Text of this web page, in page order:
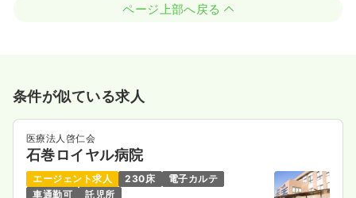
ページ上部へ戻る
条件が似ている求人
医療法人啓仁会
石巻ロイヤル病院
エージェント求人 230床
電子カルテ
車通勤可
託児所